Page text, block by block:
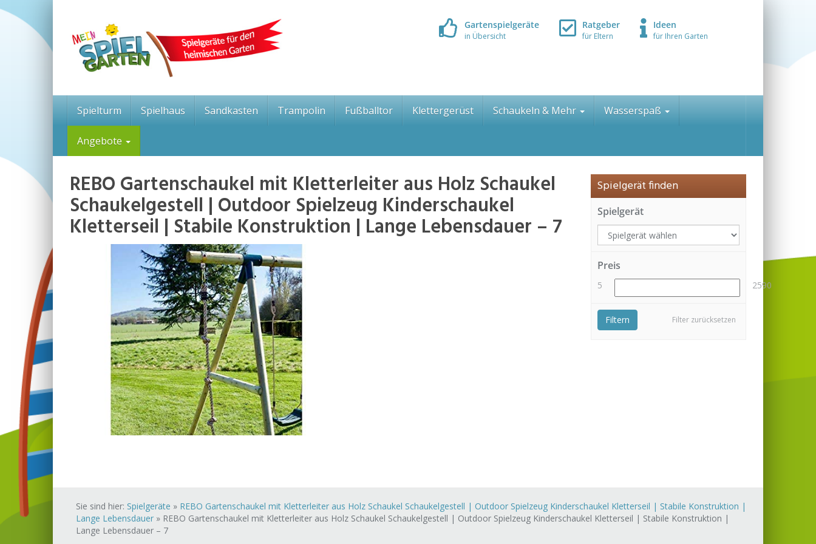
Skip
Gartenspielgeräte
in Übersicht
Ratgeber
für Eltern
Ideen
für Ihren Garten
Spielturm Spielhaus Sandkasten Trampolin Fußballtor Klettergerüst Schaukeln & Mehr Wasserspaß
Angebote
REBO Gartenschaukel mit Kletterleiter aus Holz Schaukel
Schaukelgestell | Outdoor Spielzeug Kinderschaukel
Kletterseil | Stabile Konstruktion | Lange Lebensdauer – 7
Spielgerät finden
Spielgerät
Preis
5 2590
Filter zurücksetzen
Filtern
Sie sind hier: Spielgeräte » REBO Gartenschaukel mit Kletterleiter aus Holz Schaukel Schaukelgestell | Outdoor Spielzeug Kinderschaukel Kletterseil | Stabile Konstruktion |
Lange Lebensdauer » REBO Gartenschaukel mit Kletterleiter aus Holz Schaukel Schaukelgestell | Outdoor Spielzeug Kinderschaukel Kletterseil | Stabile Konstruktion |
Lange Lebensdauer – 7